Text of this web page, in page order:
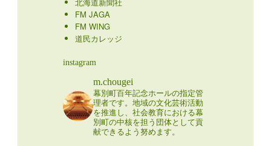
北海道新聞社
FM JAGA
FM WING
道民カレッジ
instagram
m.chougei
幕別町百年記念ホールの指定管
理者です。地域の文化芸術活動
を推進し、社会教育における幕
別町の中核を担う団体として貢
献できるよう努めます。